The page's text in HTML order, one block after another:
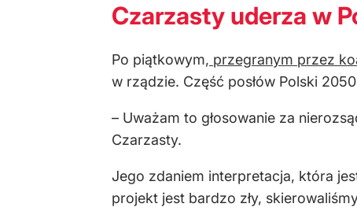
Czarzasty uderza w
Po piątkowym, przegranym przez
w rządzie. Część posłów Polski
– Uważam to głosowanie za
Czarzasty.
Jego zdaniem interpretacja, która
projekt jest bardzo zły,